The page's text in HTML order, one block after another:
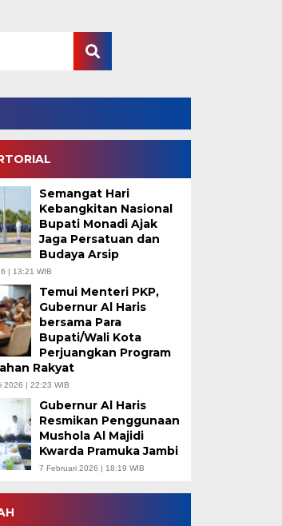
Semangat Hari
Kebangkitan Nasional
Bupati Monadi Ajak
Jaga Persatuan dan
Budaya Arsip
| 13:21 WIB
Temui Menteri PKP,
Gubernur Al Haris
bersama Para
Bupati/Wali Kota
Perjuangkan Program
Rakyat
2026 | 22:23 WIB
Gubernur Al Haris
Resmikan Penggunaan
Mushola Al Majidi
Kwarda Pramuka Jambi
7 Februari 2026 | 18:19 WIB